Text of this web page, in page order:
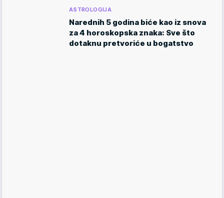
ASTROLOGIJA
Narednih 5 godina biće kao iz snova
za 4 horoskopska znaka: Sve što
dotaknu pretvoriće u bogatstvo